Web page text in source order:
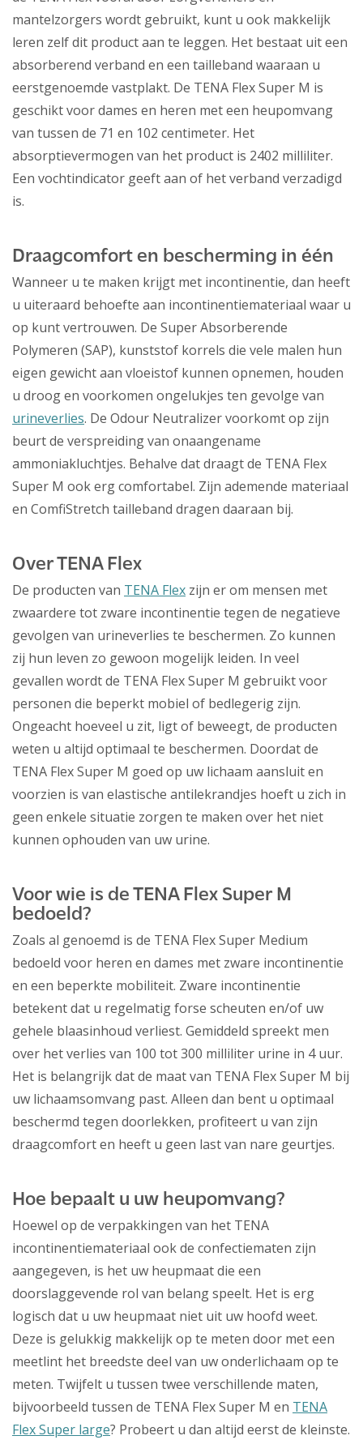
mantelzorgers wordt gebruikt, kunt u ook makkelijk
leren zelf dit product aan te leggen. Het bestaat uit een
absorberend verband en een tailleband waaraan u
eerstgenoemde vastplakt. De TENA Flex Super M is
geschikt voor dames en heren met een heupomvang
van tussen de 71 en 102 centimeter. Het
absorptievermogen van het product is 2402 milliliter.
Een vochtindicator geeft aan of het verband verzadigd
is.
Draagcomfort en bescherming in één
Wanneer u te maken krijgt met incontinentie, dan heeft
u uiteraard behoefte aan incontinentiemateriaal waar u
op kunt vertrouwen. De Super Absorberende
Polymeren (SAP), kunststof korrels die vele malen hun
eigen gewicht aan vloeistof kunnen opnemen, houden
u droog en voorkomen ongelukjes ten gevolge van
urineverlies. De Odour Neutralizer voorkomt op zijn
beurt de verspreiding van onaangename
ammoniakluchtjes. Behalve dat draagt de TENA Flex
Super M ook erg comfortabel. Zijn ademende materiaal
en ComfiStretch tailleband dragen daaraan bij.
Over TENA Flex
De producten van TENA Flex zijn er om mensen met
zwaardere tot zware incontinentie tegen de negatieve
gevolgen van urineverlies te beschermen. Zo kunnen
zij hun leven zo gewoon mogelijk leiden. In veel
gevallen wordt de TENA Flex Super M gebruikt voor
personen die beperkt mobiel of bedlegerig zijn.
Ongeacht hoeveel u zit, ligt of beweegt, de producten
weten u altijd optimaal te beschermen. Doordat de
TENA Flex Super M goed op uw lichaam aansluit en
voorzien is van elastische antilekrandjes hoeft u zich in
geen enkele situatie zorgen te maken over het niet
kunnen ophouden van uw urine.
Voor wie is de TENA Flex Super M
bedoeld?
Zoals al genoemd is de TENA Flex Super Medium
bedoeld voor heren en dames met zware incontinentie
en een beperkte mobiliteit. Zware incontinentie
betekent dat u regelmatig forse scheuten en/of uw
gehele blaasinhoud verliest. Gemiddeld spreekt men
over het verlies van 100 tot 300 milliliter urine in 4 uur.
Het is belangrijk dat de maat van TENA Flex Super M bij
uw lichaamsomvang past. Alleen dan bent u optimaal
beschermd tegen doorlekken, profiteert u van zijn
draagcomfort en heeft u geen last van nare geurtjes.
Hoe bepaalt u uw heupomvang?
Hoewel op de verpakkingen van het TENA
incontinentiemateriaal ook de confectiematen zijn
aangegeven, is het uw heupmaat die een
doorslaggevende rol van belang speelt. Het is erg
logisch dat u uw heupmaat niet uit uw hoofd weet.
Deze is gelukkig makkelijk op te meten door met een
meetlint het breedste deel van uw onderlichaam op te
meten. Twijfelt u tussen twee verschillende maten,
bijvoorbeeld tussen de TENA Flex Super M en TENA
Flex Super large? Probeert u dan altijd eerst de kleinste.